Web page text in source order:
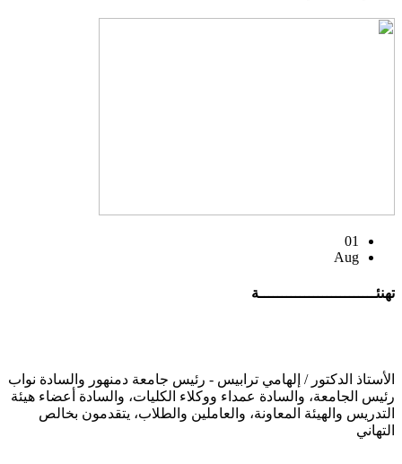
01
Aug
تهنئــــــــــــــــــــــــــة
الأستاذ الدكتور / إلهامي ترابيس - رئيس جامعة دمنهور والسادة نواب
رئيس الجامعة، والسادة عمداء ووكلاء الكليات، والسادة أعضاء هيئة
التدريس والهيئة المعاونة، والعاملين والطلاب، يتقدمون بخالص
التهاني